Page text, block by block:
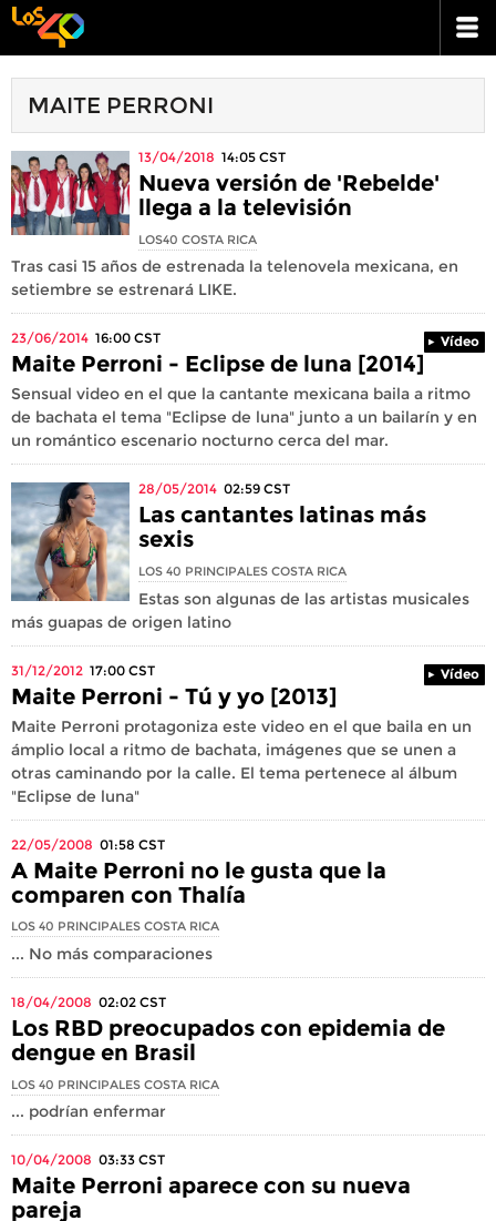
MAITE PERRONI
13/04/2018 14:05 CST
Nueva versión de 'Rebelde'
llega a la televisión
LOS40 COSTA RICA
Tras casi 15 años de estrenada la telenovela mexicana, en
setiembre se estrenará LIKE.
23/06/2014 16:00 CST Vídeo
Maite Perroni - Eclipse de luna [2014]
Sensual video en el que la cantante mexicana baila a ritmo
de bachata el tema "Eclipse de luna" junto a un bailarín y en
un romántico escenario nocturno cerca del mar.
28/05/2014 02:59 CST
Las cantantes latinas más
sexis
LOS 40 PRINCIPALES COSTA RICA
Estas son algunas de las artistas musicales
más guapas de origen latino
31/12/2012 17:00 CST Vídeo
Maite Perroni - Tú y yo [2013]
Maite Perroni protagoniza este video en el que baila en un
ámplio local a ritmo de bachata, imágenes que se unen a
otras caminando por la calle. El tema pertenece al álbum
"Eclipse de luna"
22/05/2008 01:58 CST
A Maite Perroni no le gusta que la
comparen con Thalía
LOS 40 PRINCIPALES COSTA RICA
... No más comparaciones
18/04/2008 02:02 CST
Los RBD preocupados con epidemia de
dengue en Brasil
LOS 40 PRINCIPALES COSTA RICA
... podrían enfermar
10/04/2008 03:33 CST
Maite Perroni aparece con su nueva
pareja